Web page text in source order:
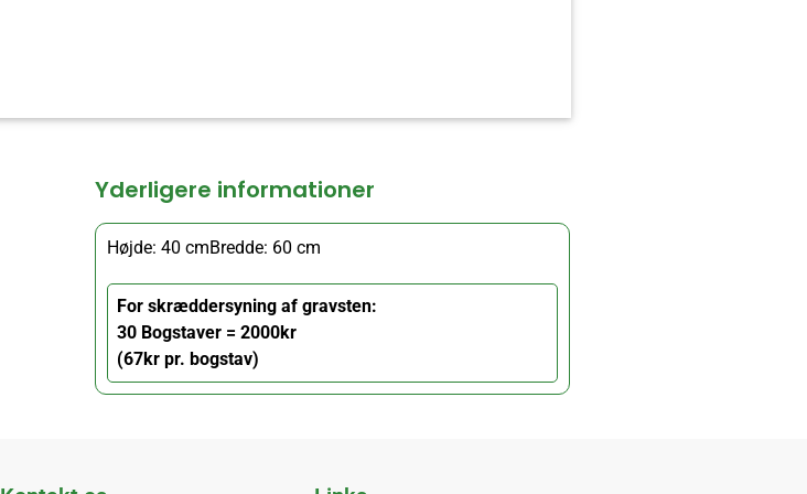
Yderligere informationer
Højde: 40 cmBredde: 60 cm
For skræddersyning af gravsten:
30 Bogstaver = 2000kr
(67kr pr. bogstav)